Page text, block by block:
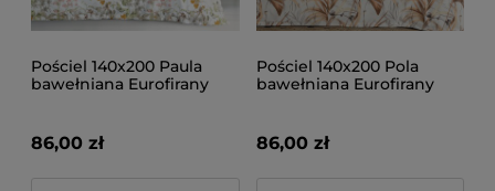
Pościel 140x200 Paula
bawełniana Eurofirany
86,00 zł
Pościel 140x200 Pola
bawełniana Eurofirany
86,00 zł